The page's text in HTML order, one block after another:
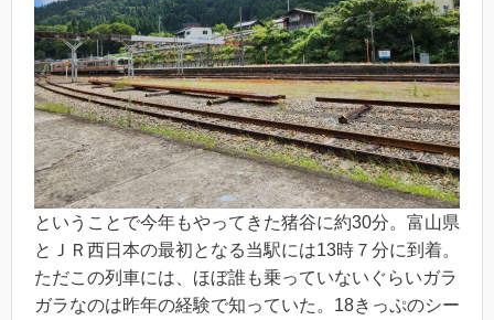
ということで今年もやってきた猪谷に約30分。富山県
とＪＲ西日本の最初となる当駅には13時７分に到着。
ただこの列車には、ほぼ誰も乗っていないぐらいガラ
ガラなのは昨年の経験で知っていた。18きっぷのシー